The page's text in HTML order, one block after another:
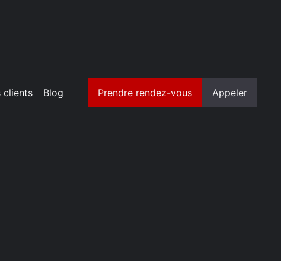
clients Blog Prendre rendez-vous Appeler